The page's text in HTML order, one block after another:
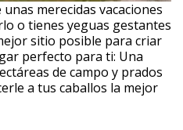
merecidas vacaciones
o tienes yeguas gestantes
sitio posible para criar
perfecto para ti: Una
de campo y prados
a tus caballos la mejor